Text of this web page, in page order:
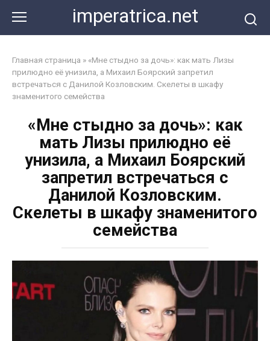
контенту
imperatrica.net
Главная страница » «Мне стыдно за дочь»: как мать Лизы
прилюдно её унизила, а Михаил Боярский запретил
встречаться с Данилой Козловским. Скелеты в шкафу
знаменитого семейства
«Мне стыдно за дочь»: как
мать Лизы прилюдно её
унизила, а Михаил Боярский
запретил встречаться с
Данилой Козловским.
Скелеты в шкафу знаменитого
семейства